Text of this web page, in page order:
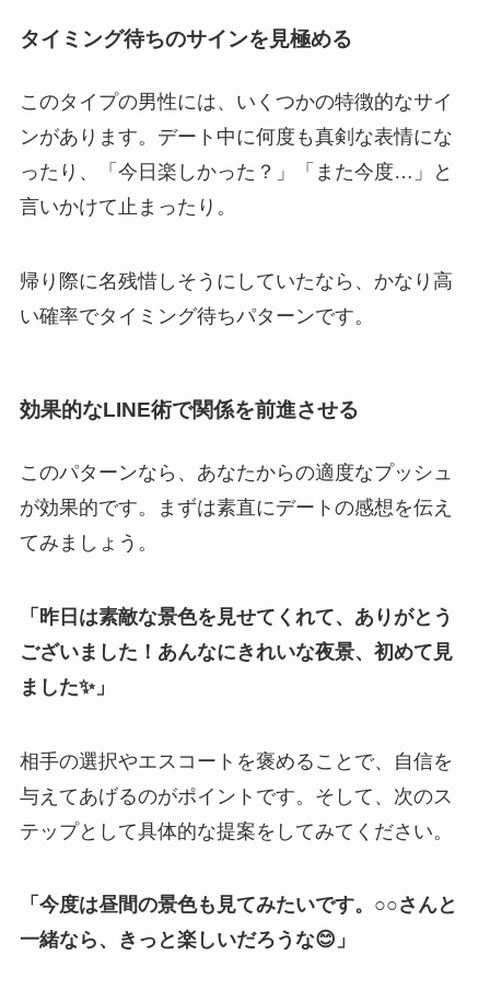
タイミング待ちのサインを見極める
このタイプの男性には、いくつかの特徴的なサイ
ンがあります。デート中に何度も真剣な表情にな
ったり、「今日楽しかった？」「また今度…」と
言いかけて止まったり。
帰り際に名残惜しそうにしていたなら、かなり高
い確率でタイミング待ちパターンです。
効果的なLINE術で関係を前進させる
このパターンなら、あなたからの適度なプッシュ
が効果的です。まずは素直にデートの感想を伝え
てみましょう。
「昨日は素敵な景色を見せてくれて、ありがとう
ございました！あんなにきれいな夜景、初めて見
ました✨」
相手の選択やエスコートを褒めることで、自信を
与えてあげるのがポイントです。そして、次のス
テップとして具体的な提案をしてみてください。
「今度は昼間の景色も見てみたいです。○○さんと
一緒なら、きっと楽しいだろうな😊」